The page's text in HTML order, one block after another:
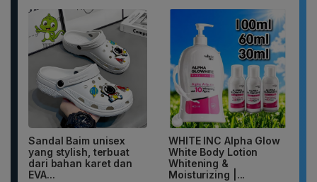
Sandal Baim unisex
yang stylish, terbuat
dari bahan karet dan
EVA...
WHITE INC Alpha Glow
White Body Lotion
Whitening &
Moisturizing |...